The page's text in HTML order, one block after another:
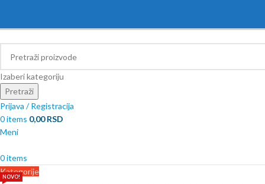
Izaberi kategoriju
Pretraži
Prijava / Registracija
0items 0,00RSD
Meni
0items
Kategorije
NOVO!